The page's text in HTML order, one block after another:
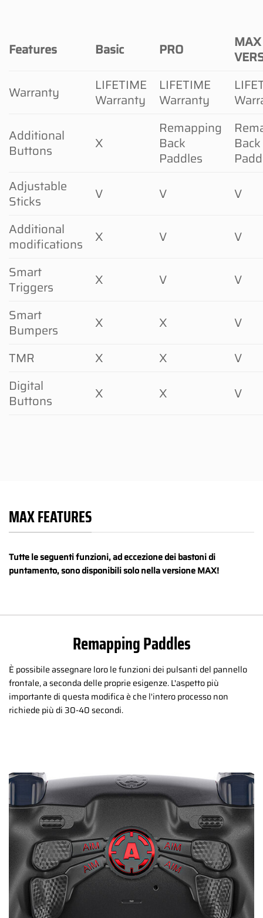
Features Basic PRO
MAX
Warranty
LIFETIME
Warranty
LIFETIME
Warranty
Additional
Buttons
X
Remapping
Back
Paddles
Back
Adjustable
Sticks
V V
V
Additional
modifications
X V
V
Smart
Triggers
X V
V
Smart
Bumpers
X X
V
TMR
X X
V
Digital
Buttons
X X V
MAX FEATURES
Tutte le seguenti funzioni, ad eccezione dei bastoni di
puntamento, sono disponibili solo nella versione MAX!
Remapping Paddles
È possibile assegnare loro le funzioni dei pulsanti del pannello
frontale, a seconda delle proprie esigenze. L'aspetto più
importante di questa modifica è che l'intero processo non
richiede più di 30-40 secondi.